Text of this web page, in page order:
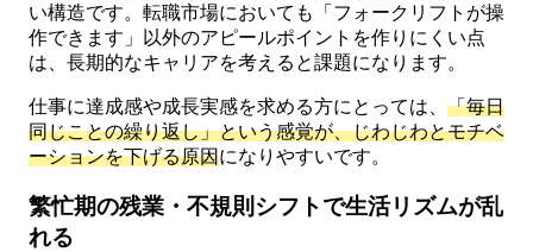
い構造です。転職市場においても「フォークリフトが操
作できます」以外のアピールポイントを作りにくい点
は、長期的なキャリアを考えると課題になります。
仕事に達成感や成長実感を求める方にとっては、 「毎日
同じことの繰り返し」という感覚が、じわじわとモチベ
ーションを下げる原因になりやすいです。
繁忙期の残業・不規則シフトで生活リズムが乱
れる